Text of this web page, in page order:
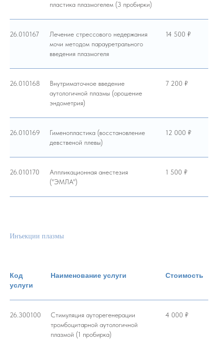
пластика плазмогелем (3 пробирки)
26.010167
Лечение стрессового недержания
мочи методом парауретрального
введения плазмогеля
14 500 ₽
26.010168
Внутриматочное введение
аутологичной плазмы (орошение
эндометрия)
7 200 ₽
26.010169
Гименопластика (восстановление
девственой плевы)
12 000 ₽
26.010170
Аппликационная анестезия
("ЭМЛА")
1 500 ₽
Инъекции плазмы
Код
услуги
Наименование услуги Стоимость
26.300100
Стимуляция ауторегенерации
тромбоцитарной аутологичной
плазмой (1 пробирка)
4 000 ₽